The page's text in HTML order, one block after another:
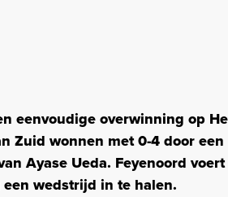
eenvoudige overwinning op
Zuid wonnen met 0-4 door een
Ayase Ueda. Feyenoord voert
wedstrijd in te halen.